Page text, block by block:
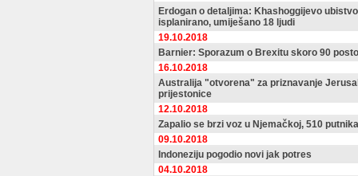
Erdogan o detaljima: Khashoggijevo
isplanirano, umiješano 18 ljudi
19.10.2018
Barnier: Sporazum o Brexitu skoro 90
16.10.2018
Australija "otvorena" za priznavanje
prijestonice
12.10.2018
Zapalio se brzi voz u Njemačkoj, 510
09.10.2018
Indoneziju pogodio novi jak potres
04.10.2018